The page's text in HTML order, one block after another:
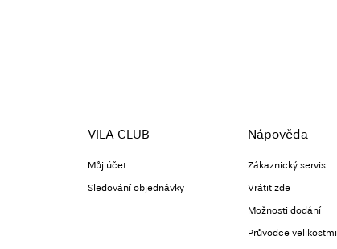
VILA CLUB
Můj účet
Sledování objednávky
Nápověda
Zákaznický servis
Vrátit zde
Možnosti dodání
Průvodce velikostmi